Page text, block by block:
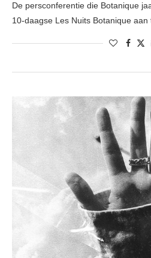
De persconferentie die Botanique
10-daagse Les Nuits Botanique